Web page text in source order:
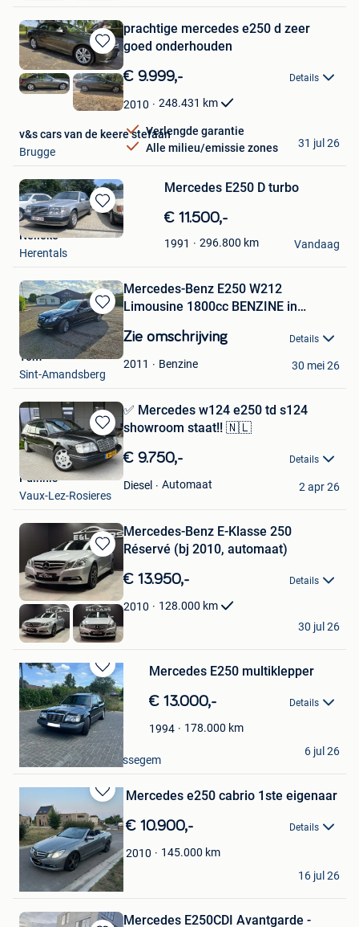
Bewaren
in
Mijn
Favorieten
prachtige mercedes e250 d zeer
goed onderhouden
€ 9.999,- Details
2010 248.431 km
Verlengde garantie
Alle milieu/emissie zones
v&s cars van de keere stefaan
Brugge
31 jul 26
Bewaren
in
Mercedes E250 D turbo
€ 11.500,-
1991 296.800 km
Nelleke
Herentals
Vandaag
Bewaren
in
Mijn
Favorieten
Mercedes-Benz E250 W212
Limousine 1800cc BENZINE in
Zie omschrijving Details
2011 Benzine
Tom
Sint-Amandsberg
30 mei 26
Bewaren
in
Mijn
Favorieten
✅ Mercedes w124 e250 td s124
showroom staat!! 🇳🇱
€ 9.750,- Details
Diesel Automaat
Pdinnis
Vaux-Lez-Rosieres
2 apr 26
Bewaren
in
Mijn
Favorieten
Mercedes-Benz E-Klasse 250
Réservé (bj 2010, automaat)
€ 13.950,- Details
2010 128.000 km
E&L Cars
Herstal
30 jul 26
Bewaren
in
Mijn
Favorieten
Mercedes E250 multiklepper
€ 13.000,- Details
1994 178.000 km
R&L
Meise + Deel Van Brussegem
6 jul 26
Bewaren
in
Mijn
Favorieten
Mercedes e250 cabrio 1ste eigenaar
€ 10.900,- Details
2010 145.000 km
samuel
Bree
16 jul 26
Mercedes E250CDI Avantgarde -